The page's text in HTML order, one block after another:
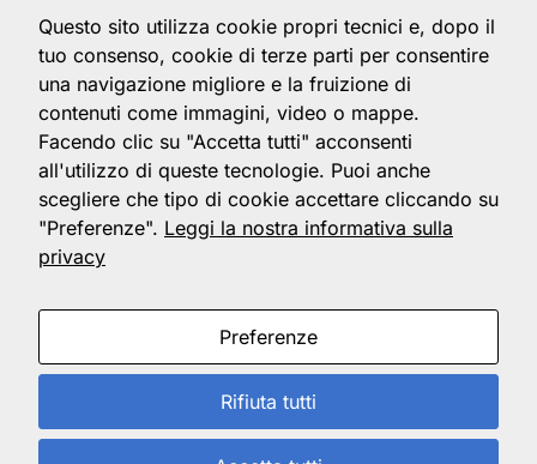
Sarcoidosis and Other Granulomatous Disorders). Il
Prof. Spagnolo è stato Associate Editor per le
interstiziopatie polmonari per la rivista Chest e
segretario e Chair del Gruppo di Studio sulla sarcoidosi
dell’European Respiratory Society.
Collegio dei Professori Ordinari e
Straordinari di Malattie dell'apparato
Questo sito utilizza cookie propri tecnici e, dopo il
tuo consenso, cookie di terze parti per consentire
una navigazione migliore e la fruizione di
contenuti come immagini, video o mappe.
Facendo clic su "Accetta tutti" acconsenti
all'utilizzo di queste tecnologie. Puoi anche
scegliere che tipo di cookie accettare cliccando su
"Preferenze". Leggi la nostra informativa sulla
privacy
Preferenze
Rifiuta tutti
per il
funzionamento
del sito e non
possono
essere
disattivati nei
nostri sistemi.
Di solito
vengono
impostati solo
effettuate che
costituiscono
servizi, come
l'impostazione
delle